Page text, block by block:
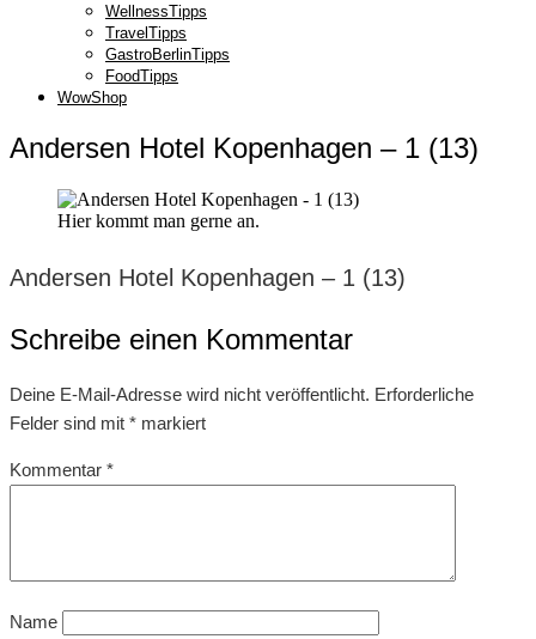
WellnessTipps
TravelTipps
GastroBerlinTipps
FoodTipps
WowShop
Andersen Hotel Kopenhagen – 1 (13)
Hier kommt man gerne an.
Andersen Hotel Kopenhagen – 1 (13)
Schreibe einen Kommentar
Deine E-Mail-Adresse wird nicht veröffentlicht. Erforderliche
Felder sind mit * markiert
Kommentar *
Name